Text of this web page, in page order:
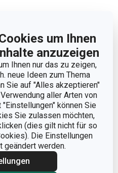
um Ihnen
anzuzeigen
Ihnen nur das zu zeigen,
neue Ideen zum Thema
Sie auf "Alles akzeptieren"
aller Arten von
können Sie
Sie zulassen möchten,
(dies gilt nicht für so
Die Einstellungen
geändert werden.
30
18